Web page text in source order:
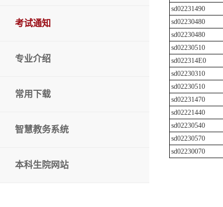
考试通知
专业介绍
常用下载
智慧教务系统
本科生院网站
sd02231490
sd02230480
sd02230480
sd02230510
sd022314E0
sd02230310
sd02230510
sd02231470
sd02221440
sd02230540
sd02230570
sd02230070